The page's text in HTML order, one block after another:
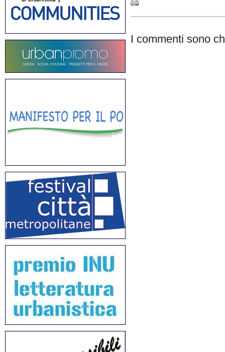
I commenti sono